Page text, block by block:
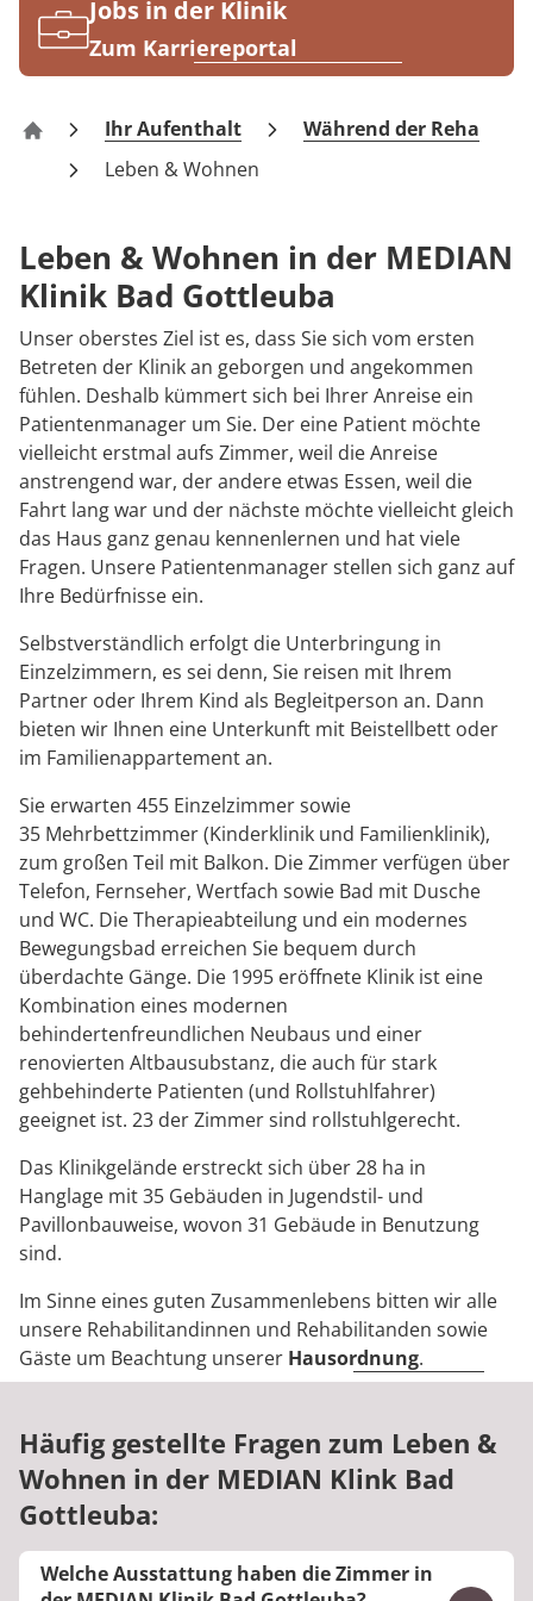
Blog
Jobs in der Klinik
Zum Karriereportal
Klinik Bad Gottleuba
Ihr Aufenthalt
Während der Reha
Leben & Wohnen
Leben & Wohnen in der MEDIAN
Klinik Bad Gottleuba
Unser oberstes Ziel ist es, dass Sie sich vom ersten
Betreten der Klinik an geborgen und angekommen
fühlen. Deshalb kümmert sich bei Ihrer Anreise ein
Patientenmanager um Sie. Der eine Patient möchte
vielleicht erstmal aufs Zimmer, weil die Anreise
anstrengend war, der andere etwas Essen, weil die
Fahrt lang war und der nächste möchte vielleicht gleich
das Haus ganz genau kennenlernen und hat viele
Fragen. Unsere Patientenmanager stellen sich ganz auf
Ihre Bedürfnisse ein.
Selbstverständlich erfolgt die Unterbringung in
Einzelzimmern, es sei denn, Sie reisen mit Ihrem
Partner oder Ihrem Kind als Begleitperson an. Dann
bieten wir Ihnen eine Unterkunft mit Beistellbett oder
im Familienappartement an.
Sie erwarten 455 Einzelzimmer sowie
35 Mehrbettzimmer (Kinderklinik und Familienklinik),
zum großen Teil mit Balkon. Die Zimmer verfügen über
Telefon, Fernseher, Wertfach sowie Bad mit Dusche
und WC. Die Therapieabteilung und ein modernes
Bewegungsbad erreichen Sie bequem durch
überdachte Gänge. Die 1995 eröffnete Klinik ist eine
Kombination eines modernen
behindertenfreundlichen Neubaus und einer
renovierten Altbausubstanz, die auch für stark
gehbehinderte Patienten (und Rollstuhlfahrer)
geeignet ist. 23 der Zimmer sind rollstuhlgerecht.
Das Klinikgelände erstreckt sich über 28 ha in
Hanglage mit 35 Gebäuden in Jugendstil- und
Pavillonbauweise, wovon 31 Gebäude in Benutzung
sind.
Im Sinne eines guten Zusammenlebens bitten wir alle
unsere Rehabilitandinnen und Rehabilitanden sowie
Gäste um Beachtung unserer Hausordnung.
Häufig gestellte Fragen zum Leben &
Wohnen in der MEDIAN Klink Bad
Gottleuba:
Welche Ausstattung haben die Zimmer in